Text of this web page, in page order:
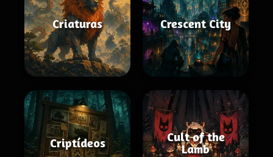
Criaturas Crescent City
Criptídeos
Cult of the
Lamb